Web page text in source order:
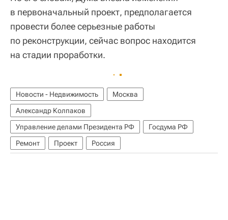
в первоначальный проект, предполагается
провести более серьезные работы
по реконструкции, сейчас вопрос находится
на стадии проработки.
Новости - Недвижимость
Москва
Александр Колпаков
Управление делами Президента РФ
Госдума РФ
Ремонт
Проект Россия